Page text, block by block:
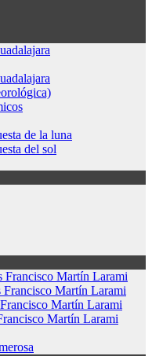
de la luna
del sol
Francisco Martín Larami
Francisco Martín Larami
Martín Larami
Martín Larami